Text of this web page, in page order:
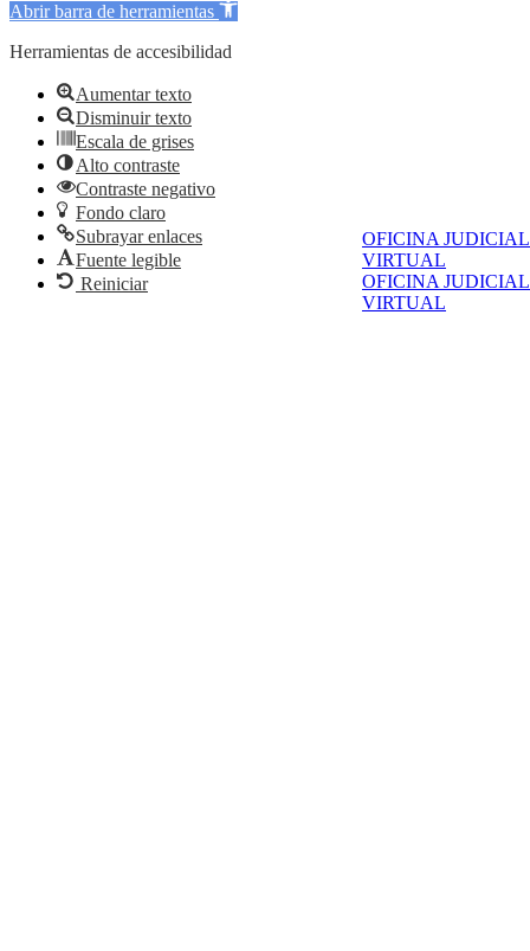
OFICINA JUDICIAL
VIRTUAL
OFICINA JUDICIAL
VIRTUAL
Abrir barra de herramientas
Herramientas de accesibilidad
Aumentar texto
Disminuir texto
Escala de grises
Alto contraste
Contraste negativo
Fondo claro
Subrayar enlaces
Fuente legible
Reiniciar